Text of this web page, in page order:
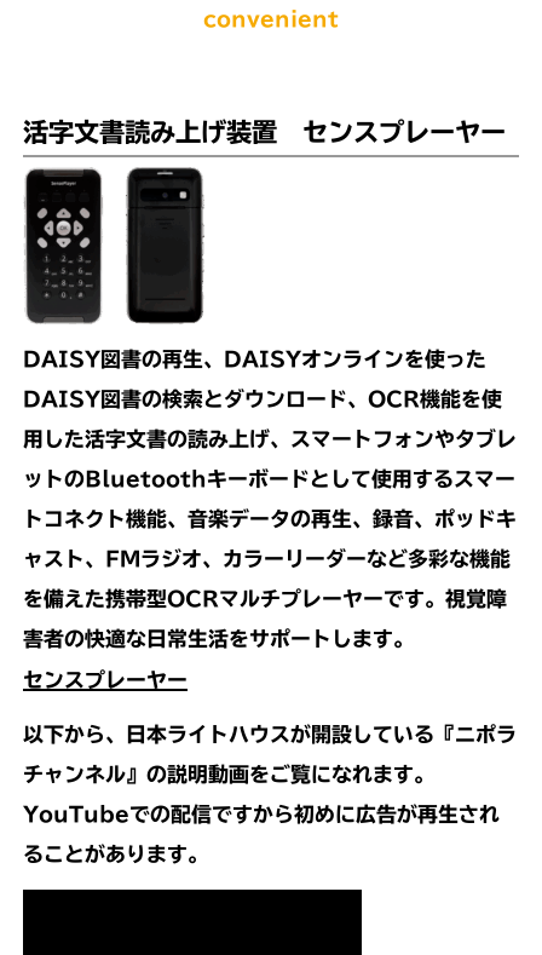
convenient
活字文書読み上げ装置 センスプレーヤー
DAISY図書の再生、DAISYオンラインを使った
DAISY図書の検索とダウンロード、OCR機能を使
用した活字文書の読み上げ、スマートフォンやタブレ
ットのBluetoothキーボードとして使用するスマー
トコネクト機能、音楽データの再生、録音、ポッドキ
ャスト、FMラジオ、カラーリーダーなど多彩な機能
を備えた携帯型OCRマルチプレーヤーです。視覚障
害者の快適な日常生活をサポートします。
センスプレーヤー
以下から、日本ライトハウスが開設している 『ニポラ
チャンネル』 の説明動画をご覧になれます。
YouTubeでの配信ですから初めに広告が再生され
ることがあります。